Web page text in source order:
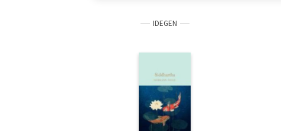
IDEGEN